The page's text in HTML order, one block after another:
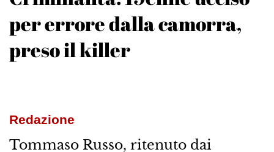
per errore dalla camorra,
preso il killer
Redazione
Tommaso Russo, ritenuto dai